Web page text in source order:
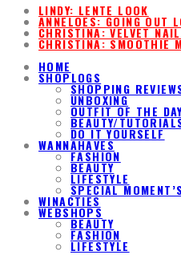
LINDY: LENTE LOOK
ANNELOES: GOING OUT
CHRISTINA: VELVET
CHRISTINA: SMOOTHIE
HOME
SHOPLOGS
SHOPPING
UNBOXING
OUTFIT OF THE
BEAUTY/
DO IT YOURSELF
WANNAHAVES
FASHION
BEAUTY
LIFESTYLE
SPECIAL MOMENT’S
WINACTIES
WEBSHOPS
BEAUTY
FASHION
LIFESTYLE